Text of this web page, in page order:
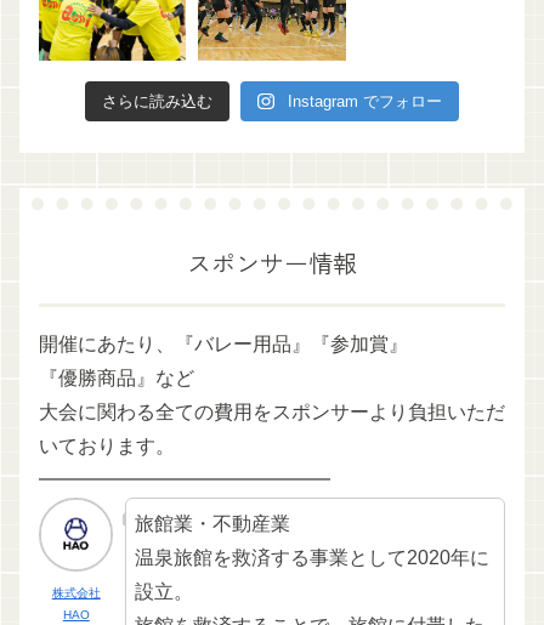
さらに読み込む Instagram でフォロー
スポンサー情報
開催にあたり、『バレー用品』『参加賞』
『優勝商品』など
大会に関わる全ての費用をスポンサーより負担いただ
いております。
━━━━━━━━━━━━━━━
株式会社
HAO
旅館業・不動産業
温泉旅館を救済する事業として2020年に
設立。